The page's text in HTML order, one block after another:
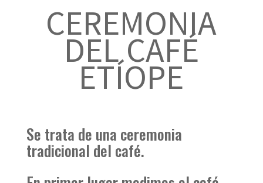
CEREMONIA
DEL CAFÉ
ETÍOPE
Se trata de una ceremonia
tradicional del café.